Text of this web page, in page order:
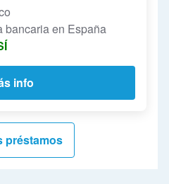
bancaria en España
info
préstamos